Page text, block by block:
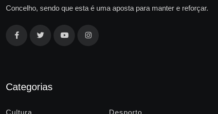
Concelho, sendo que esta é uma aposta para manter e reforçar.
Categorias
Cultura Desporto